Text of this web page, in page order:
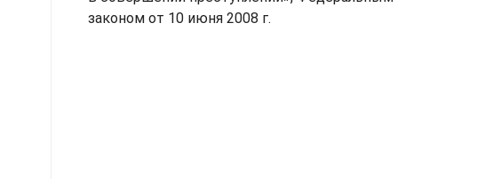
зако­ном от 10 июня 2008 г.